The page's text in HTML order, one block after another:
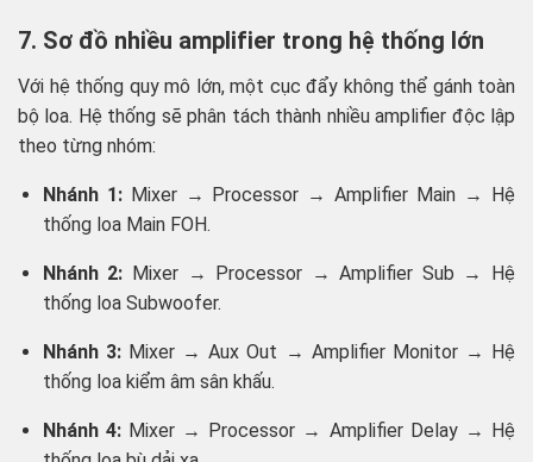
7. Sơ đồ nhiều amplifier trong hệ thống lớn
Với hệ thống quy mô lớn, một cục đẩy không thể gánh toàn
bộ loa. Hệ thống sẽ phân tách thành nhiều amplifier độc lập
theo từng nhóm:
Nhánh 1:Mixer → Processor → Amplifier Main → Hệ
thống loa Main FOH.
Nhánh 2: Mixer → Processor → Amplifier Sub → Hệ
thống loa Subwoofer.
Nhánh 3:Mixer → Aux Out → Amplifier Monitor → Hệ
thống loa kiểm âm sân khấu.
Nhánh 4:Mixer → Processor → Amplifier Delay → Hệ